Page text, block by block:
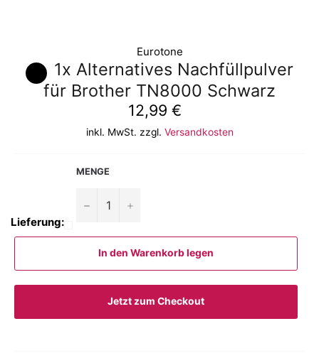
Eurotone
1x Alternatives Nachfüllpulver
für Brother TN8000 Schwarz
Normaler
Preis
12,99 €
inkl. MwSt. zzgl. Versandkosten
Lieferung:
MENGE
− +
In den Warenkorb legen
Jetzt zum Checkout